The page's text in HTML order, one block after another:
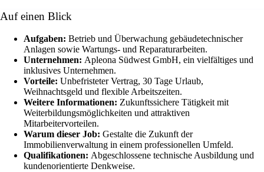
Auf einen Blick
Aufgaben: Betrieb und Überwachung gebäudetechnischer
Anlagen sowie Wartungs- und Reparaturarbeiten.
Unternehmen: Apleona Südwest GmbH, ein vielfältiges und
inklusives Unternehmen.
Vorteile: Unbefristeter Vertrag, 30 Tage Urlaub,
Weihnachtsgeld und flexible Arbeitszeiten.
Weitere Informationen: Zukunftssichere Tätigkeit mit
Weiterbildungsmöglichkeiten und attraktiven
Mitarbeitervorteilen.
Warum dieser Job: Gestalte die Zukunft der
Immobilienverwaltung in einem professionellen Umfeld.
Qualifikationen: Abgeschlossene technische Ausbildung und
kundenorientierte Denkweise.